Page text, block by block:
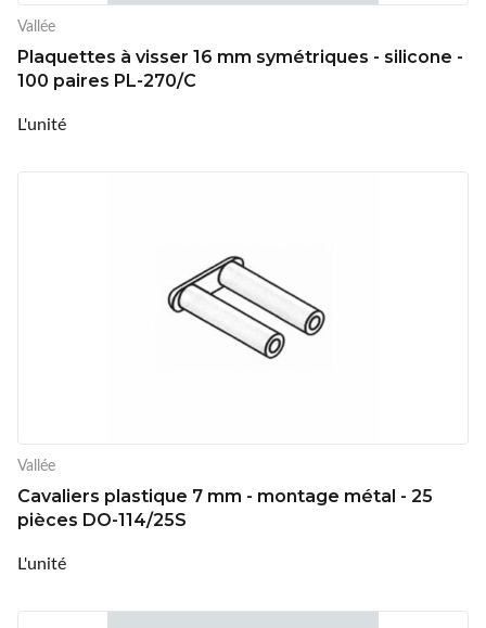
Vallée
Plaquettes à visser 16 mm symétriques - silicone -
100 paires PL-270/C
L'unité
Vallée
Cavaliers plastique 7 mm - montage métal - 25
pièces DO-114/25S
L'unité